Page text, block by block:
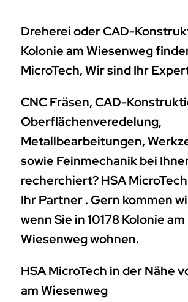
Dreherei oder CAD-
Kolonie am Wiesenweg
MicroTech, Wir sind Ihr
CNC Fräsen, CAD-
Oberflächenveredelung,
Metallbearbeitungen,
sowie Feinmechanik bei
recherchiert? HSA
Ihr Partner . Gern kommen
wenn Sie in 10178 Kolonie am
Wiesenweg wohnen.
HSA MicroTech in der Nähe
am Wiesenweg